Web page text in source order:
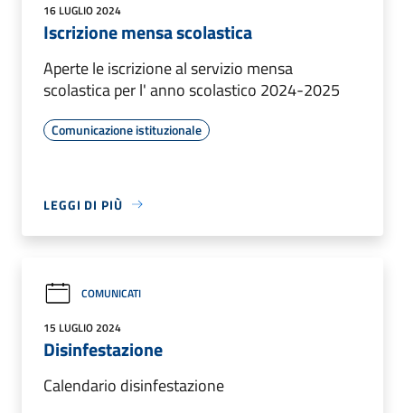
16 LUGLIO 2024
Iscrizione mensa scolastica
Aperte le iscrizione al servizio mensa
scolastica per l' anno scolastico 2024-2025
Comunicazione istituzionale
LEGGI DI PIÙ
COMUNICATI
15 LUGLIO 2024
Disinfestazione
Calendario disinfestazione